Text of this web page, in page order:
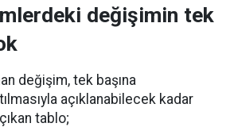
değişimin tek
değişim, tek başına
açıklanabilecek kadar
tablo;